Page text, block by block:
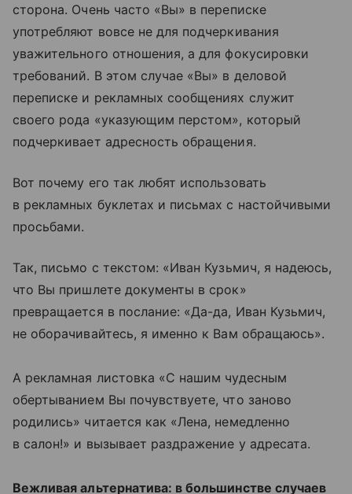
сторона. Очень часто «Вы» в переписке
употребляют вовсе не для подчеркивания
уважительного отношения, а для фокусировки
требований. В этом случае «Вы» в деловой
переписке и рекламных сообщениях служит
своего рода «указующим перстом», который
подчеркивает адресность обращения.
Вот почему его так любят использовать
в рекламных буклетах и письмах с настойчивыми
просьбами.
Так, письмо с текстом: «Иван Кузьмич, я надеюсь,
что Вы пришлете документы в срок»
превращается в послание: «Да-да, Иван Кузьмич,
не оборачивайтесь, я именно к Вам обращаюсь».
А рекламная листовка «С нашим чудесным
обертыванием Вы почувствуете, что заново
родились» читается как «Лена, немедленно
в салон!» и вызывает раздражение у адресата.
Вежливая альтернатива: в большинстве случаев